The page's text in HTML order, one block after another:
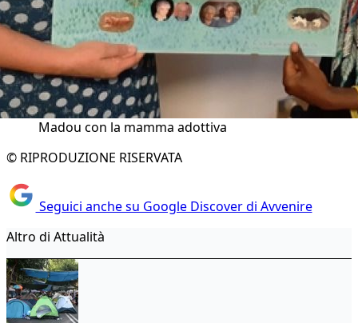
Madou con la mamma adottiva
© RIPRODUZIONE RISERVATA
Seguici anche su Google Discover di Avvenire
Altro di Attualità